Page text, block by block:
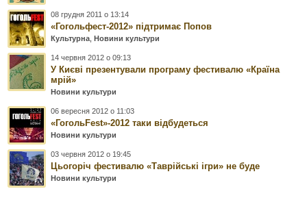
08 грудня 2011 о 13:14
«Гогольфест-2012» підтримає Попов
Культурна ,Новини культури
14 червня 2012 о 09:13
У Києві презентували програму фестивалю «Країна
мрій»
Новини культури
06 вересня 2012 о 11:03
«ГогольFest»-2012 таки відбудеться
Новини культури
03 червня 2012 о 19:45
Цьогоріч фестивалю «Таврійські ігри» не буде
Новини культури